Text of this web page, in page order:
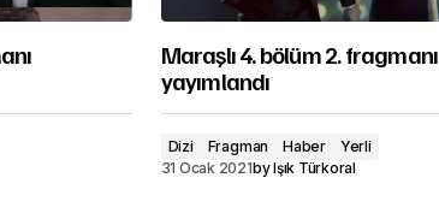
Maraşlı 4. bölüm 2. fragmanı
yayımlandı
Dizi Fragman Haber
Yerli
31 Ocak 2021byIşık Türkoral